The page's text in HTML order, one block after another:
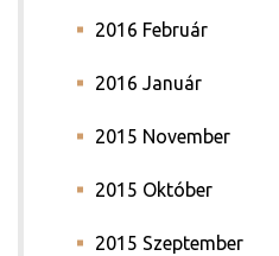
2016 Február
2016 Január
2015 November
2015 Október
2015 Szeptember